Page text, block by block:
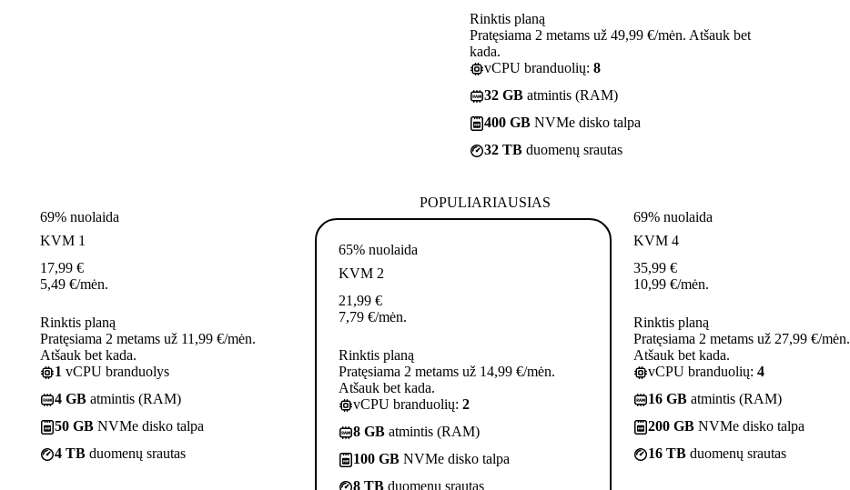
Rinktis planą
Pratęsiama 2 metams už 49,99 €/mėn. Atšauk bet
kada.
vCPU branduolių: 8
32 GB atmintis (RAM)
400 GB NVMe disko talpa
32 TB duomenų srautas
69% nuolaida
KVM 1
17,99 €
5,49 €/mėn.
Rinktis planą
Pratęsiama 2 metams už 11,99 €/mėn.
Atšauk bet kada.
1 vCPU branduolys
4 GB atmintis (RAM)
50 GB NVMe disko talpa
4 TB duomenų srautas
POPULIARIAUSIAS
65% nuolaida
KVM 2
21,99 €
7,79 €/mėn.
Rinktis planą
Pratęsiama 2 metams už 14,99 €/mėn.
Atšauk bet kada.
vCPU branduolių: 2
8 GB atmintis (RAM)
100 GB NVMe disko talpa
8 TB duomenų srautas
69% nuolaida
KVM 4
35,99 €
10,99 €/mėn.
Rinktis planą
Pratęsiama 2 metams už 27,99 €/mėn.
Atšauk bet kada.
vCPU branduolių: 4
16 GB atmintis (RAM)
200 GB NVMe disko talpa
16 TB duomenų srautas